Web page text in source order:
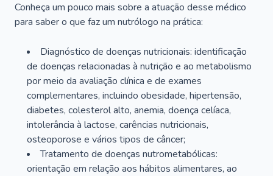
Conheça um pouco mais sobre a atuação desse médico
para saber o que faz um nutrólogo na prática:
Diagnóstico de doenças nutricionais: identificação
de doenças relacionadas à nutrição e ao metabolismo
por meio da avaliação clínica e de exames
complementares, incluindo obesidade, hipertensão,
diabetes, colesterol alto, anemia, doença celíaca,
intolerância à lactose, carências nutricionais,
osteoporose e vários tipos de câncer;
Tratamento de doenças nutrometabólicas:
orientação em relação aos hábitos alimentares, ao